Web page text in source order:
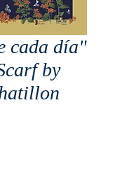
cada día"
by